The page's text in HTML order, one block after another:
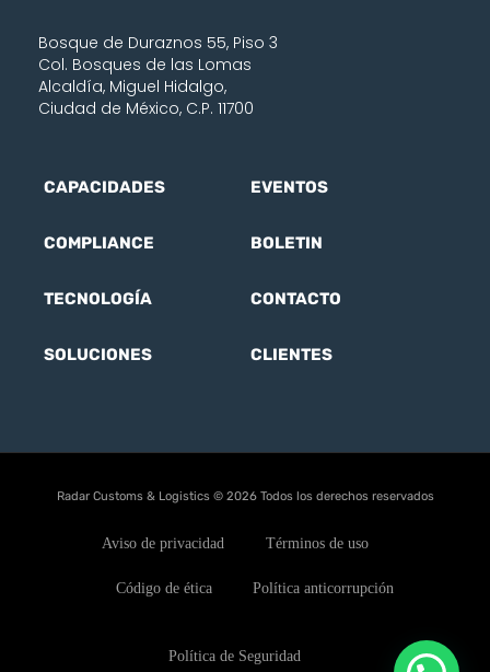
Bosque de Duraznos 55, Piso 3
Col. Bosques de las Lomas
Alcaldía, Miguel Hidalgo,
Ciudad de México, C.P. 11700
CAPACIDADES
COMPLIANCE
TECNOLOGÍA
SOLUCIONES
EVENTOS
BOLETIN
CONTACTO
CLIENTES
Radar Customs & Logistics © 2026 Todos los derechos reservados
Aviso de privacidad Términos de uso
Código de ética Política anticorrupción
Política de Seguridad